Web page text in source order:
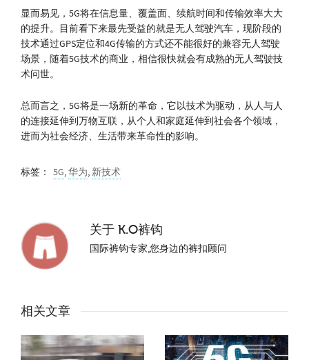
显而易见，5G将在信息量、覆盖面、续航时间和传输效率大大
的提升。目前看下来最先受益的就是无人驾驶汽车，现阶段的
技术通过GPS定位和4G传输的方式还不能很好的兼容无人驾驶
场景，随着5G技术的商业，相信很快就会有成熟的无人驾驶技
术问世。
总而言之，5G将是一场新的革命，它以技术为驱动，从人与人
的连接延伸到万物互联，从个人和家庭延伸到社会各个领域，
进而为社会经济、生活带来革命性的影响。
标签： 5G,华为,新技术
关于 K.O裤钩
国际裤钩专家,您身边的裤扣顾问
相关文章